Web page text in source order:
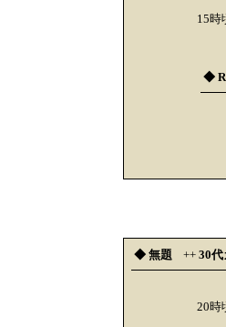
15時
◆
◆ 無題 ++ 30代
20時